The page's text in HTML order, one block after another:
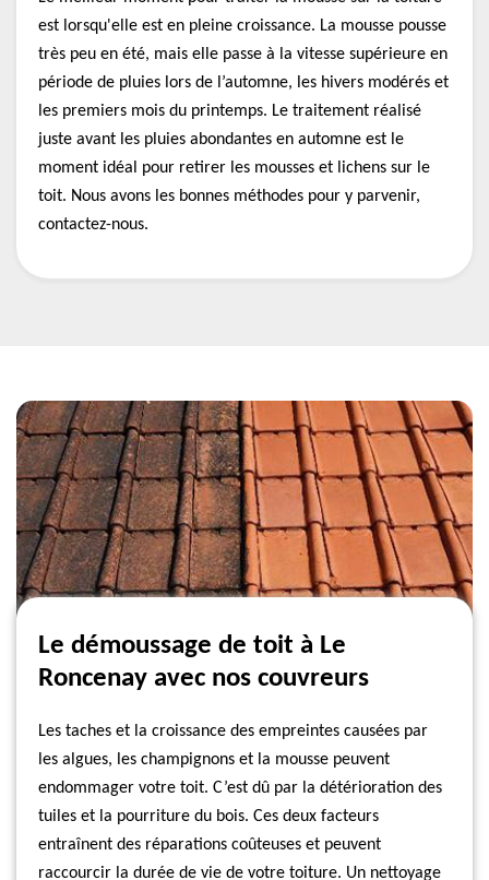
est lorsqu'elle est en pleine croissance. La mousse pousse
très peu en été, mais elle passe à la vitesse supérieure en
période de pluies lors de l’automne, les hivers modérés et
les premiers mois du printemps. Le traitement réalisé
juste avant les pluies abondantes en automne est le
moment idéal pour retirer les mousses et lichens sur le
toit. Nous avons les bonnes méthodes pour y parvenir,
contactez-nous.
Le démoussage de toit à Le
Roncenay avec nos couvreurs
Les taches et la croissance des empreintes causées par
les algues, les champignons et la mousse peuvent
endommager votre toit. C’est dû par la détérioration des
tuiles et la pourriture du bois. Ces deux facteurs
entraînent des réparations coûteuses et peuvent
raccourcir la durée de vie de votre toiture. Un nettoyage